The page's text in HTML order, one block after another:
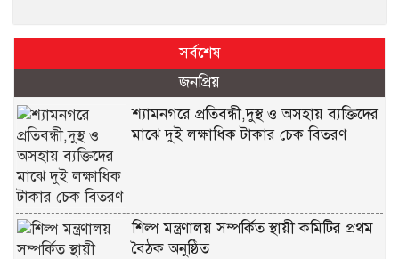
সর্বশেষ
জনপ্রিয়
শ্যামনগরে প্রতিবন্ধী,দুস্থ ও অসহায় ব্যক্তিদের
মাঝে দুই লক্ষাধিক টাকার চেক বিতরণ
শিল্প মন্ত্রণালয় সম্পর্কিত স্থায়ী কমিটির প্রথম
বৈঠক অনুষ্ঠিত